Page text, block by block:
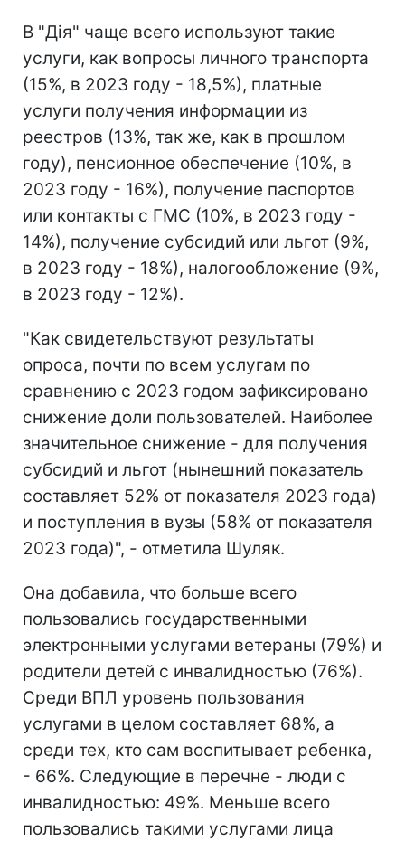
В "Дія" чаще всего используют такие
услуги, как вопросы личного транспорта
(15%, в 2023 году - 18,5%), платные
услуги получения информации из
реестров (13%, так же, как в прошлом
году), пенсионное обеспечение (10%, в
2023 году - 16%), получение паспортов
или контакты с ГМС (10%, в 2023 году -
14%), получение субсидий или льгот (9%,
в 2023 году - 18%), налогообложение (9%,
в 2023 году - 12%).
"Как свидетельствуют результаты
опроса, почти по всем услугам по
сравнению с 2023 годом зафиксировано
снижение доли пользователей. Наиболее
значительное снижение - для получения
субсидий и льгот (нынешний показатель
составляет 52% от показателя 2023 года)
и поступления в вузы (58% от показателя
2023 года)", - отметила Шуляк.
Она добавила, что больше всего
пользовались государственными
электронными услугами ветераны (79%) и
родители детей с инвалидностью (76%).
Среди ВПЛ уровень пользования
услугами в целом составляет 68%, а
среди тех, кто сам воспитывает ребенка,
- 66%. Следующие в перечне - люди с
инвалидностью: 49%. Меньше всего
пользовались такими услугами лица